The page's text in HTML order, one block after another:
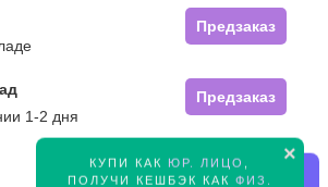
×
КУПИ КАК ЮР. ЛИЦО
ПОЛУЧИ КЕШБЭК КАК ФИЗ.
Предзаказ
Предзаказ
1-2 дня
Предзаказ